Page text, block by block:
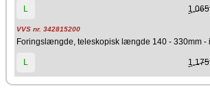
L
VVS nr. 342815200
Foringslængde, teleskopisk længde 140 - 330mm -
L